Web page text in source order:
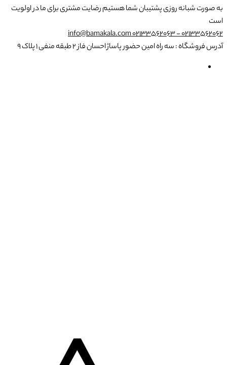
به صورت شبانه روزی پشتیبان شما هستیمرضایت مشتری برای ما در اولویت
است
02133562062 - 02133562063
info@bamakala.com
آدرس فروشگاه : سه راه امین حضور پاساژ احسان فاز ۲ طبقه منفی ۱ پلاک ۹